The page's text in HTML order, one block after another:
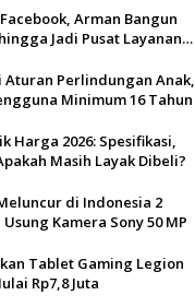
Arman Bangun
Jadi Pusat Layanan
Aturan Perlindungan Anak,
Minimum 16 Tahun
Harga 2026: Spesifikasi,
Masih Layak Dibeli?
di Indonesia 2
Kamera Sony 50 MP
Tablet Gaming Legion
Rp7,8 Juta